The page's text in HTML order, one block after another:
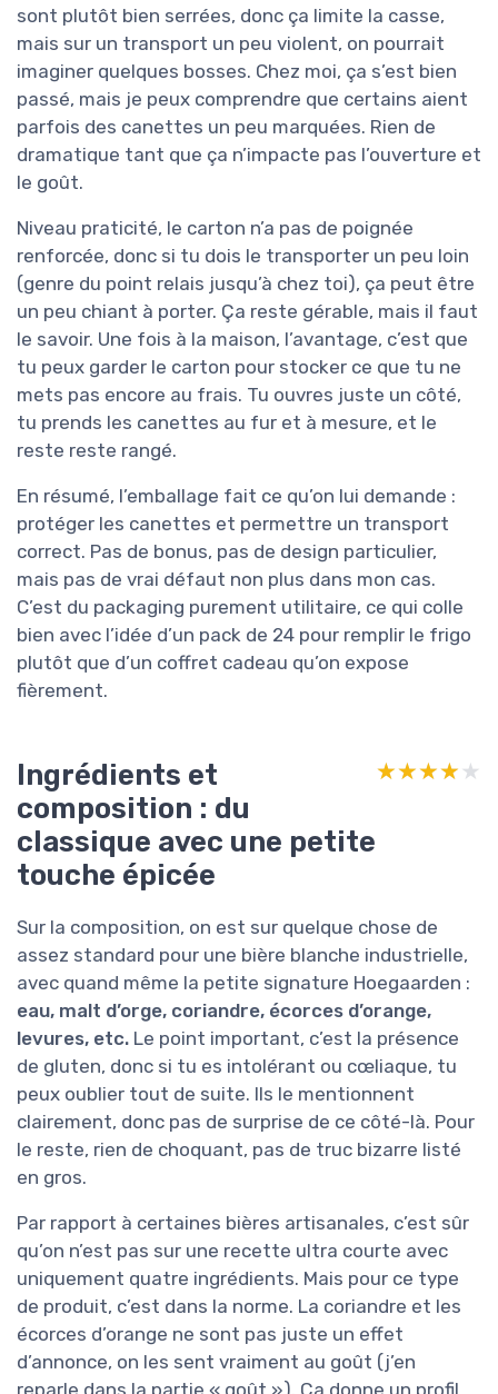
sont plutôt bien serrées, donc ça limite la casse,
mais sur un transport un peu violent, on pourrait
imaginer quelques bosses. Chez moi, ça s’est bien
passé, mais je peux comprendre que certains aient
parfois des canettes un peu marquées. Rien de
dramatique tant que ça n’impacte pas l’ouverture et
le goût.
Niveau praticité, le carton n’a pas de poignée
renforcée, donc si tu dois le transporter un peu loin
(genre du point relais jusqu’à chez toi), ça peut être
un peu chiant à porter. Ça reste gérable, mais il faut
le savoir. Une fois à la maison, l’avantage, c’est que
tu peux garder le carton pour stocker ce que tu ne
mets pas encore au frais. Tu ouvres juste un côté,
tu prends les canettes au fur et à mesure, et le
reste reste rangé.
En résumé, l’emballage fait ce qu’on lui demande :
protéger les canettes et permettre un transport
correct. Pas de bonus, pas de design particulier,
mais pas de vrai défaut non plus dans mon cas.
C’est du packaging purement utilitaire, ce qui colle
bien avec l’idée d’un pack de 24 pour remplir le frigo
plutôt que d’un coffret cadeau qu’on expose
fièrement.
Ingrédients et
composition : du
classique avec une petite
touche épicée
★★★★★
★★★★★
Sur la composition, on est sur quelque chose de
assez standard pour une bière blanche industrielle,
avec quand même la petite signature Hoegaarden :
eau, malt d’orge, coriandre, écorces d’orange,
levures, etc. Le point important, c’est la présence
de gluten, donc si tu es intolérant ou cœliaque, tu
peux oublier tout de suite. Ils le mentionnent
clairement, donc pas de surprise de ce côté-là. Pour
le reste, rien de choquant, pas de truc bizarre listé
en gros.
Par rapport à certaines bières artisanales, c’est sûr
qu’on n’est pas sur une recette ultra courte avec
uniquement quatre ingrédients. Mais pour ce type
de produit, c’est dans la norme. La coriandre et les
écorces d’orange ne sont pas juste un effet
d’annonce, on les sent vraiment au goût (j’en
reparle dans la partie « goût »). Ça donne un profil